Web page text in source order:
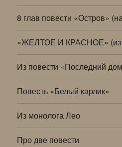
8 глав повести «Остров»
«ЖЕЛТОЕ И КРАСНОЕ» (из
Из повести «Последний
Повесть «Белый карлик»
Из монолога Лео
Про две повести